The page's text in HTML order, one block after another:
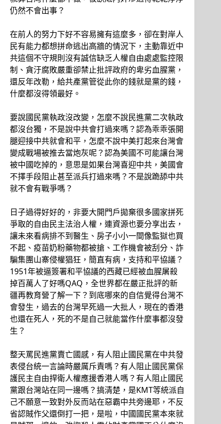
仍然不會出事？
在前人的努力下好不容易擁有這麼多，卻在對岸人
民有能力都想拼命逃出高牆的情況下，主動靠近中
共這個不守規則沒有誠信缺乏人權自由處處監控限
制、貪汙腐敗嚴重卻禁止批評政府的卑劣血腥黨，
還反年改勒，給共產黨管從此你的錢就是黨的錢，
什麼都沒得領最好。
要說國民黨執政沒改變，怎麼不說民進黨二次執政
都沒台獨，不是說中共會打過來嗎？認為乖乖張開
腿迎接中共就會和平，怎麼不說中美打起來台灣會
變成戰場被推去當炮灰呢？認為美國不可能讓台灣
被中國吃掉的，意思是如果台灣喜迎中共，美國會
不擇手段阻止甚至派兵打過來嗎？不是說跪舔中共
就不會有戰爭嗎？
日子過得好好的，非要大開門戶拋棄很多國家拼死
爭取的自由民主法治人權，連資源也要分享出去，
讓未來看病排不到醫生、房子小小一間像監獄也買
不起、疫苗奶粉藥物都被搶、工作機會被刮分、詐
騙集團山寨侵權猖狂，簡直有病，支持和平協議？
1951年被逼簽署和平協議的西藏已經被血腥屠殺
掉百萬人了好嗎QAQ，全世界都在嚴正批評的新
疆再教育營了解一下？到底哪來的自信覺得台灣不
會發生，過去的台灣早死過一大批人，現在的香港
也還在死人，死的不是自己就能當作什麼事都沒發
生？
整天罵民進黨賣亡國感，有人阻止國民黨在中共發
表侵台統一言論時嚴厲斥責嗎？有人阻止國民黨保
護民主自由捍衛人權應援香港人嗎？有人阻止國民
黨跟台灣站在同一邊嗎？搞清楚，是KMT等統派自
己不願意一致對外反而站在惡霸中共旁邊耶，不反
省認賊作父還倒打一把，是啦，中國國民黨本來就